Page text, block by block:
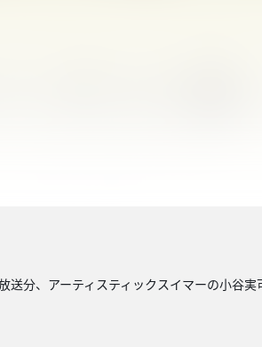
分、アーティスティックスイマーの小谷実